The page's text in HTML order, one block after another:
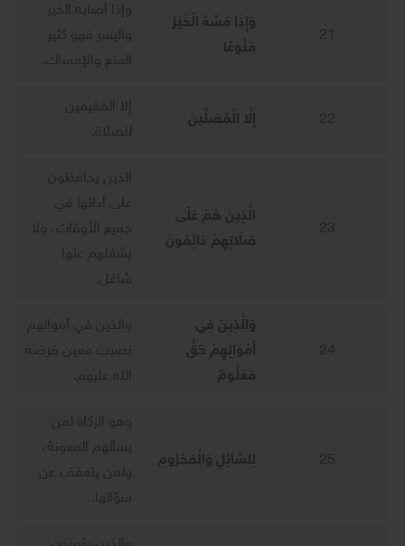
21
وَإِذَا مَسَّهُ الْخَيْرُ
مَنُوعًا
وإذا أصابه الخير
واليسر فهو كثير
المنع والإمساك.
22 إِلَّا الْمُصَلِّينَ
إلا المقيمين
للصلاة.
23
الَّذِينَ هُمْ عَلَى
صَلَاتِهِمْ دَائِمُونَ
الذين يحافظون
على أدائها في
جميع الأوقات، ولا
يشغلهم عنها
شاغل.
24
وَالَّذِينَ فِي
أَمْوَالِهِمْ حَقٌّ
مَعْلُومٌ
والذين في أموالهم
نصيب معين فرضه
الله عليهم.
25 لِلسَّائِلِ وَالْمَحْرُومِ
وهو الزكاة لمن
يسألهم المعونة،
ولمن يتعفف عن
سؤالها.